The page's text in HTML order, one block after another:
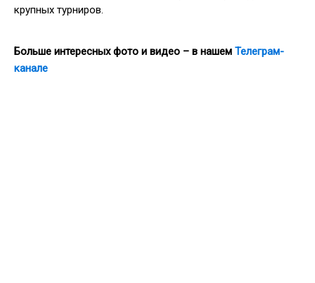
крупных турниров.
Больше интересных фото и видео – в нашем Телеграм-
канале